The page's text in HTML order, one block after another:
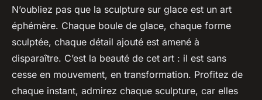
N’oubliez pas que la sculpture sur glace est un art
éphémère. Chaque boule de glace, chaque forme
sculptée, chaque détail ajouté est amené à
disparaître. C’est la beauté de cet art : il est sans
cesse en mouvement, en transformation. Profitez de
chaque instant, admirez chaque sculpture, car elles